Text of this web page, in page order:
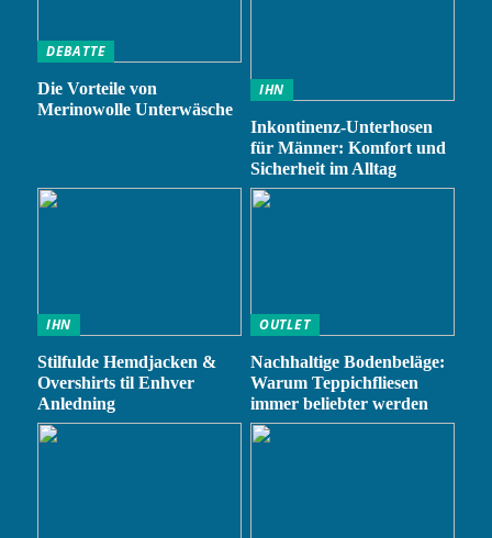
DEBATTE
Die Vorteile von
Merinowolle Unterwäsche
IHN
Inkontinenz-Unterhosen
für Männer: Komfort und
Sicherheit im Alltag
IHN
Stilfulde Hemdjacken &
Overshirts til Enhver
Anledning
OUTLET
Nachhaltige Bodenbeläge:
Warum Teppichfliesen
immer beliebter werden